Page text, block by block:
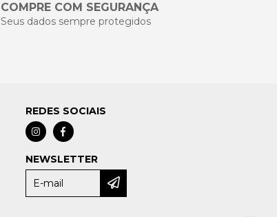
COMPRE COM SEGURANÇA
Seus dados sempre protegidos
REDES SOCIAIS
NEWSLETTER